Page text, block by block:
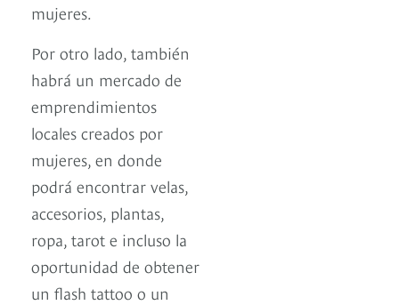
mujeres.
Por otro lado, también
habrá un mercado de
emprendimientos
locales creados por
mujeres, en donde
podrá encontrar velas,
accesorios, plantas,
ropa, tarot e incluso la
oportunidad de obtener
un flash tattoo o un